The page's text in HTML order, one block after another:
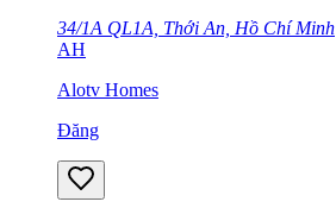
34/1A QL1A, Thới An, Hồ Chí Minh
AH
Alotv Homes
Đăng